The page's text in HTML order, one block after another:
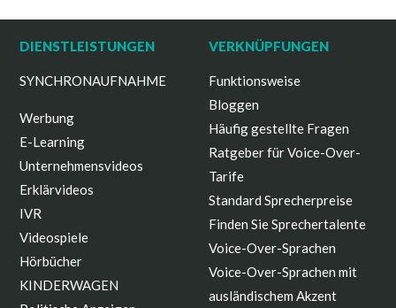
DIENSTLEISTUNGEN
SYNCHRONAUFNAHME
Werbung
E-Learning
Unternehmensvideos
Erklärvideos
IVR
Videospiele
Hörbücher
KINDERWAGEN
VERKNÜPFUNGEN
Funktionsweise
Bloggen
Häufig gestellte Fragen
Ratgeber für Voice-Over-
Tarife
Standard Sprecherpreise
Finden Sie Sprechertalente
Voice-Over-Sprachen
Voice-Over-Sprachen mit
ausländischem Akzent